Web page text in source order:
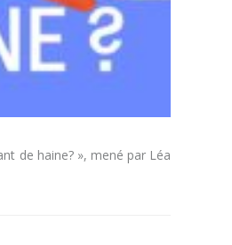
de haine? », mené par Léa